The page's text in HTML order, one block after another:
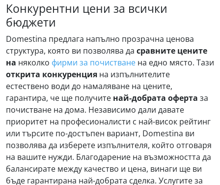
Конкурентни цени за всички
бюджети
Domestina предлага напълно прозрачна ценова
структура, която ви позволява да сравните цените
на няколко фирми за почистване на едно място. Тази
открита конкуренция на изпълнителите
естествено води до намаляване на цените,
гарантира, че ще получите най-добрата оферта за
почистване на дома. Независимо дали давате
приоритет на професионалисти с най-висок рейтинг
или търсите по-достъпен вариант, Domestina ви
позволява да изберете изпълнителя, който отговаря
на вашите нужди. Благодарение на възможността да
балансирате между качество и цена, винаги ще ви
бъде гарантирана най-добрата сделка. Услугите за